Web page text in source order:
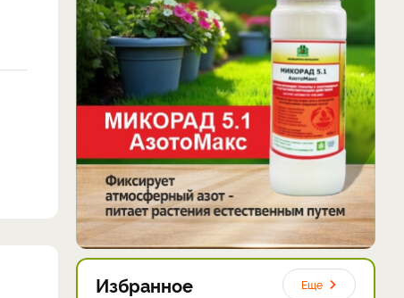
Избранное Еще